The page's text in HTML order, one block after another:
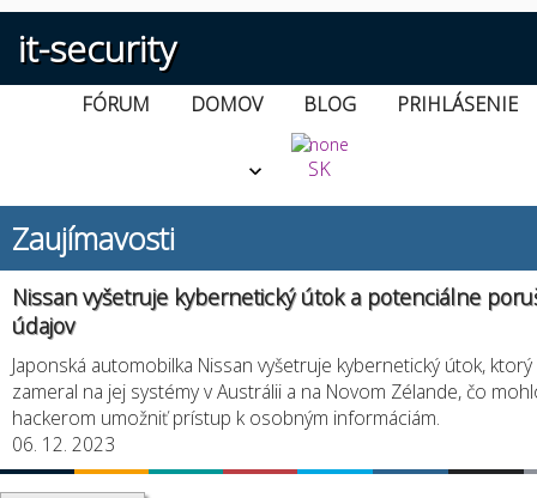
it-security
FÓRUM DOMOV BLOG PRIHLÁSENIE
SK
Zaujímavosti
Nissan vyšetruje kybernetický útok a potenciálne
údajov
Japonská automobilka Nissan vyšetruje kybernetický útok, ktorý
zameral na jej systémy v Austrálii a na Novom Zélande, čo
hackerom umožniť prístup k osobným informáciám.
06. 12. 2023